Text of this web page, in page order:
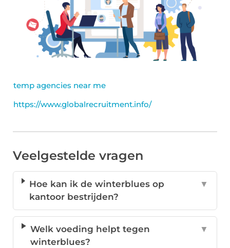
temp agencies near me
https://www.globalrecruitment.info/
Veelgestelde vragen
Hoe kan ik de winterblues op
kantoor bestrijden?
▼
Welk voeding helpt tegen
winterblues?
▼